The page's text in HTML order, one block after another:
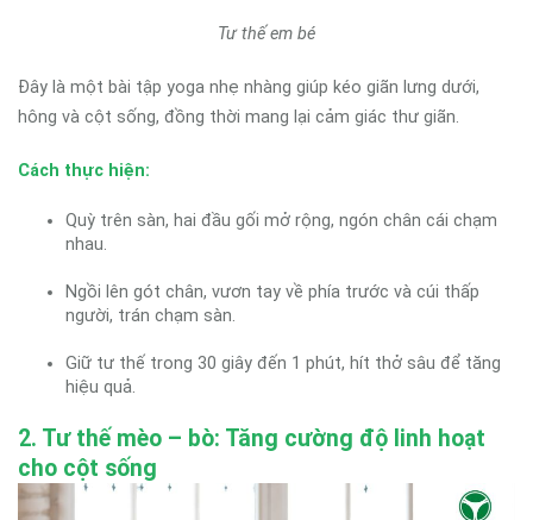
Tư thế em bé
Đây là một bài tập yoga nhẹ nhàng giúp kéo giãn lưng dưới,
hông và cột sống, đồng thời mang lại cảm giác thư giãn.
Cách thực hiện:
Quỳ trên sàn, hai đầu gối mở rộng, ngón chân cái chạm
nhau.
Ngồi lên gót chân, vươn tay về phía trước và cúi thấp
người, trán chạm sàn.
Giữ tư thế trong 30 giây đến 1 phút, hít thở sâu để tăng
hiệu quả.
2. Tư thế mèo – bò: Tăng cường độ linh hoạt
cho cột sống